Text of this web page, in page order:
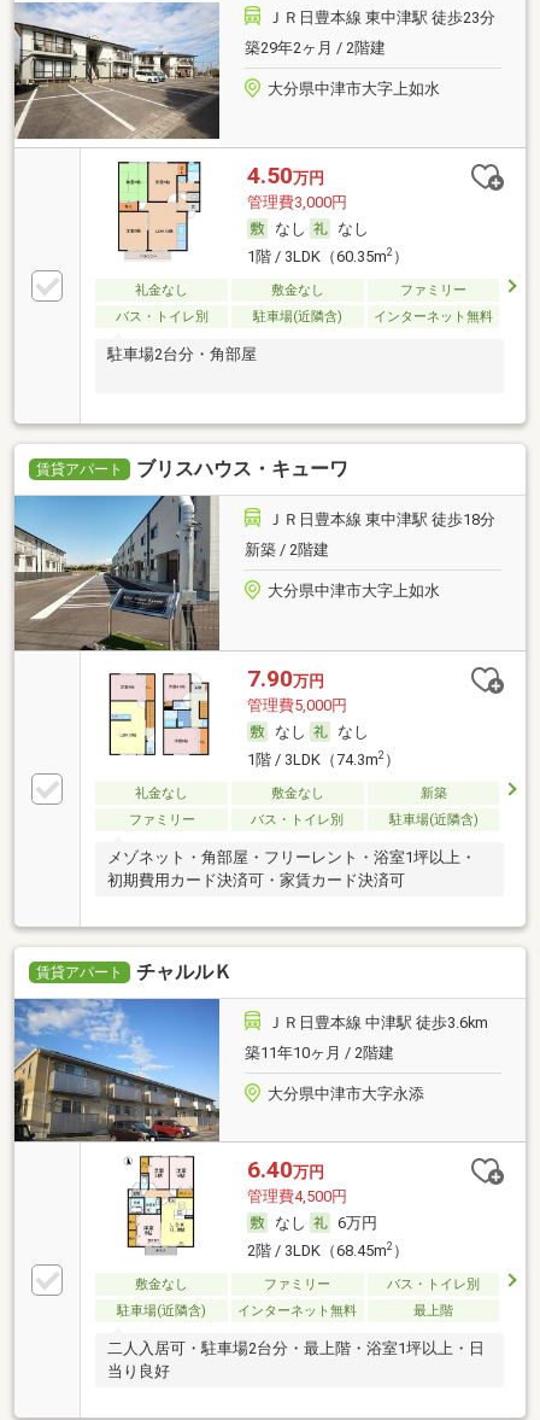
ＪＲ日豊本線 東中津駅 徒歩23分
築29年2ヶ月 / 2階建
大分県中津市大字上如水
4.50万円
管理費3,000円
なし
なし
1階 / 3LDK（60.35m2）
礼金なし 敷金なし
ファミリー
バス・トイレ別
駐車場(近隣含) インターネット無料
駐車場2台分・角部屋
賃貸アパート ブリスハウス・キューワ
ＪＲ日豊本線 東中津駅 徒歩18分
新築 / 2階建
大分県中津市大字上如水
7.90万円
管理費5,000円
なし
なし
1階 / 3LDK（74.3m2）
礼金なし 敷金なし
新築
ファミリー
バス・トイレ別 駐車場(近隣含)
メゾネット・角部屋・フリーレント・浴室1坪以上・
初期費用カード決済可・家賃カード決済可
賃貸アパート チャルルＫ
ＪＲ日豊本線 中津駅 徒歩3.6km
築11年10ヶ月 / 2階建
大分県中津市大字永添
6.40万円
管理費4,500円
なし
6万円
2階 / 3LDK（68.45m2）
敷金なし ファミリー
バス・トイレ別
駐車場(近隣含)
インターネット無料 最上階
二人入居可・駐車場2台分・最上階・浴室1坪以上・日
当り良好